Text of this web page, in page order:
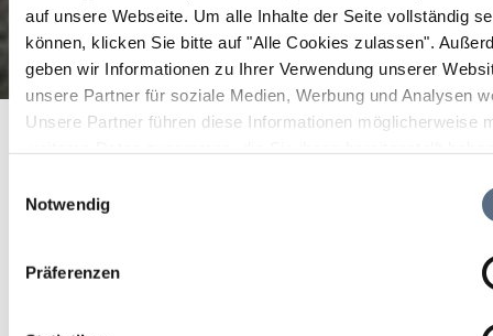
auf unsere Webseite. Um alle Inhalte der Seite vollständig
können, klicken Sie bitte auf "Alle Cookies zulassen".
geben wir Informationen zu Ihrer Verwendung unserer
unsere Partner für soziale Medien, Werbung und Analysen
Unsere Partner führen diese Informationen möglicherweise
Notwendig
Präferenzen
Startseite Tölzer Land Alpakas